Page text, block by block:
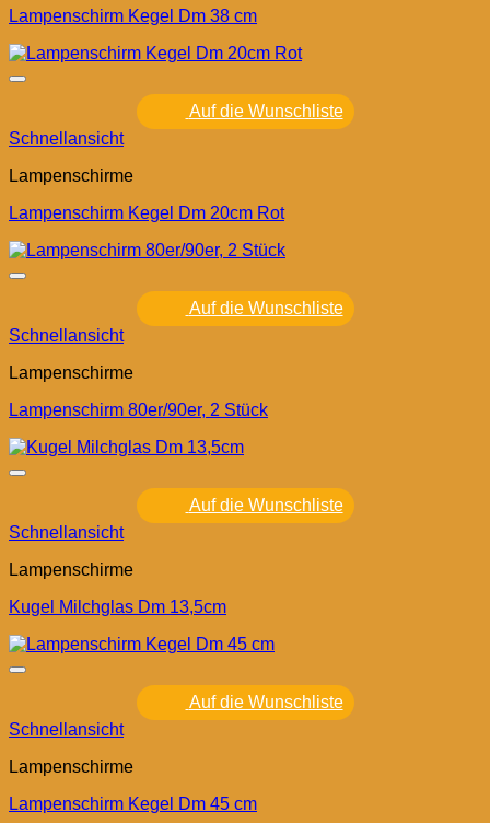
Lampenschirm Kegel Dm 38 cm
Auf die Wunschliste
Schnellansicht
Lampenschirme
Lampenschirm Kegel Dm 20cm Rot
Auf die Wunschliste
Schnellansicht
Lampenschirme
Lampenschirm 80er/90er, 2 Stück
Auf die Wunschliste
Schnellansicht
Lampenschirme
Kugel Milchglas Dm 13,5cm
Auf die Wunschliste
Schnellansicht
Lampenschirme
Lampenschirm Kegel Dm 45 cm